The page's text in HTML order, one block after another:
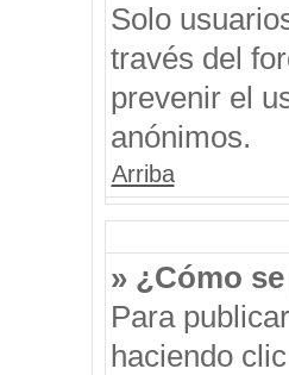
Solo
través del
prevenir el
anónimos.
Arriba
» ¿Cómo
Para
haciendo